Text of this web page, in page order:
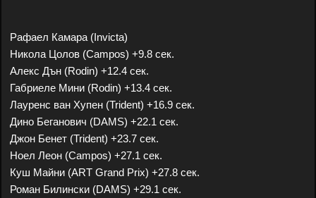
Рафаел Камара (Invicta)
Никола Цолов (Campos) +9.8 сек.
Алекс Дън (Rodin) +12.4 сек.
Габриеле Мини (Rodin) +13.4 сек.
Лауренс ван Хупен (Trident) +16.9 сек.
Дино Беганович (DAMS) +22.1 сек.
Джон Бенет (Trident) +23.7 сек.
Ноел Леон (Campos) +27.1 сек.
Куш Майни (ART Grand Prix) +27.8 сек.
Роман Билински (DAMS) +29.1 сек.